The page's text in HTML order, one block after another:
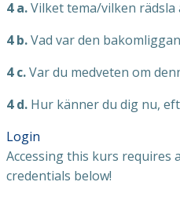
4 a.Vilket tema/vilken rädsla
4 b.Vad var den
4 c.Var du medveten om
4 d. Hur känner du dig nu,
Login
Accessing this kurs requires
credentials below!